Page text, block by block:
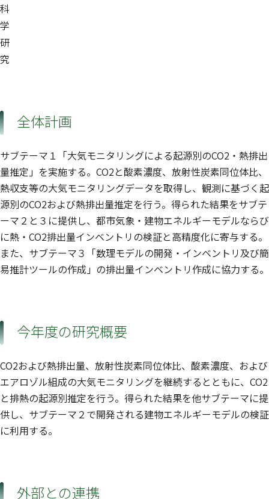
科
学
研
究
全体計画
サブテーマ１「大気モニタリングによる起源別のCO2・熱排出
量推定」を実施する。CO2と酸素濃度、放射性炭素同位体比、
熱収支等の大気モニタリングデータを取得し、観測に基づく起
源別のCO2および熱排出量推定を行う。得られた結果をサブテ
ーマ２と３に提供し、都市気象・建物エネルギーモデルならび
に熱・CO2排出量インベントリの検証と高精度化に寄与する。
また、サブテーマ３「数理モデルの開発・インベントリ及び簡
易推計ツールの作成」の排出量インベントリ作成に協力する。
今年度の研究概要
CO2および熱排出量、放射性炭素同位体比、酸素濃度、および
エアロゾル組成の大気モニタリングを継続するとともに、CO2
と排熱の起源別推定を行う。得られた結果を他サブテーマに提
供し、サブテーマ２で開発される建物エネルギーモデルの検証
に利用する。
外部との連携